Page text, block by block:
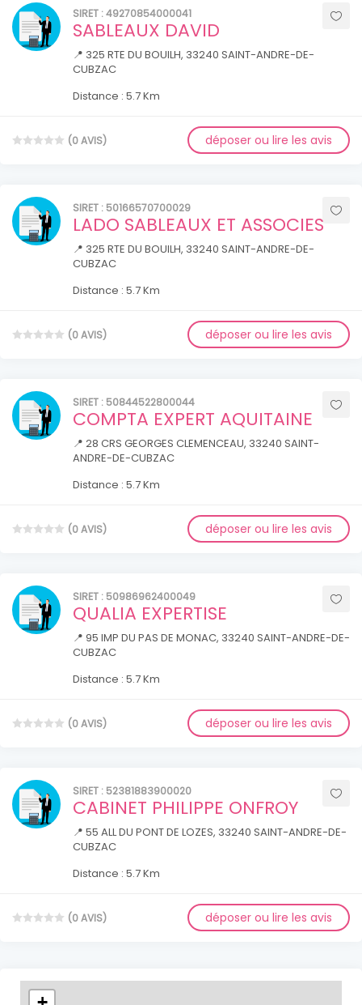
SIRET : 49270854000041
SABLEAUX DAVID
📍 325 RTE DU BOUILH, 33240 SAINT-ANDRE-DE-
CUBZAC
Distance : 5.7 Km
(0 AVIS) déposer ou lire les avis
SIRET : 50166570700029
LADO SABLEAUX ET ASSOCIES
📍 325 RTE DU BOUILH, 33240 SAINT-ANDRE-DE-
CUBZAC
Distance : 5.7 Km
(0 AVIS) déposer ou lire les avis
SIRET : 50844522800044
COMPTA EXPERT AQUITAINE
📍 28 CRS GEORGES CLEMENCEAU, 33240 SAINT-
ANDRE-DE-CUBZAC
Distance : 5.7 Km
(0 AVIS) déposer ou lire les avis
SIRET : 50986962400049
QUALIA EXPERTISE
📍 95 IMP DU PAS DE MONAC, 33240 SAINT-ANDRE-DE-
CUBZAC
Distance : 5.7 Km
(0 AVIS) déposer ou lire les avis
SIRET : 52381883900020
CABINET PHILIPPE ONFROY
📍 55 ALL DU PONT DE LOZES, 33240 SAINT-ANDRE-DE-
CUBZAC
Distance : 5.7 Km
(0 AVIS) déposer ou lire les avis